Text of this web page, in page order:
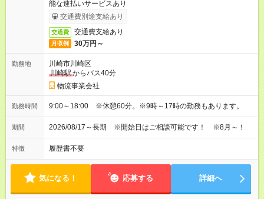
能な速払いサービスあり
交通費別途支給あり
交通費 交通費支給あり
月収例 30万円～
勤務地
川崎市川崎区
川崎駅からバス40分
物流事業会社
勤務時間 9:00～18:00 ※休憩60分。※9時～17時の勤務もあります。
期間 2026/08/17～長期 ※開始日はご相談可能です！ ※8月～！
特徴 履歴書不要
気になる！ 応募する 詳細へ